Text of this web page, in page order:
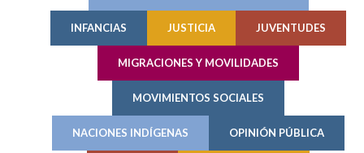
INFANCIAS JUSTICIA JUVENTUDES
MIGRACIONES Y MOVILIDADES
MOVIMIENTOS SOCIALES
NACIONES INDÍGENAS OPINIÓN PÚBLICA